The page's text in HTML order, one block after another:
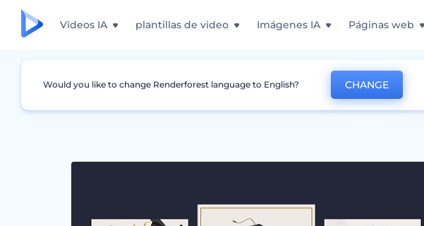
Videos IA plantillas de video Imágenes IA Páginas web
Gráficos Anuncio Plantillas de anuncio de graduación
Would you like to change Renderforest language to English? CHANGE